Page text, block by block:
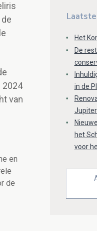
2024
van
en
de
Het
De
in de
het
voor